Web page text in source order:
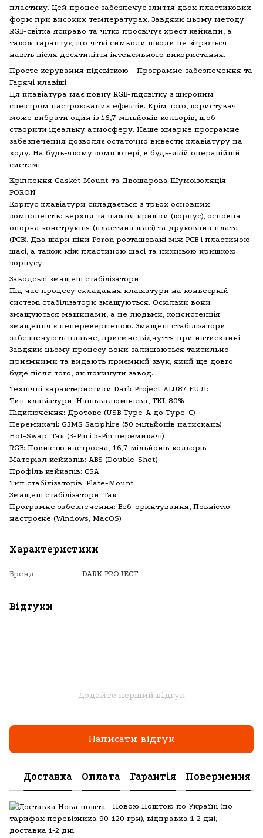
пластику. Цей процес забезпечує злиття двох пластикових
форм при високих температурах. Завдяки цьому методу
RGB-світка яскраво та чітко просвічує хрест кейкапи, а
також гарантує, що чіткі символи ніколи не зітрються
навіть після десятиліття інтенсивного використання.
Просте керування підсвіткою - Програмне забезпечення та
Гарячі клавіші
Ця клавіатура має повну RGB-підсвітку з широким
спектром настроюваних ефектів. Крім того, користувач
може вибрати один із 16,7 мільйонів кольорів, щоб
створити ідеальну атмосферу. Наше хмарне програмне
забезпечення дозволяє остаточно вивести клавіатуру на
ходу. На будь-якому комп'ютері, в будь-якій операційній
системі.
Кріплення Gasket Mount та Двошарова Шумоізоляція
PORON
Корпус клавіатури складається з трьох основних
компонентів: верхня та нижня кришки (корпус), основна
опорна конструкція (пластина шасі) та друкована плата
(PCB). Два шари піни Poron розташовані між PCB і пластиною
шасі, а також між пластиною шасі та нижньою кришкою
корпусу.
Заводські змащені стабілізатори
Під час процесу складання клавіатури на конвеєрній
системі стабілізатори змащуються. Оскільки вони
змащуються машинами, а не людьми, консистенція
змащення є неперевершеною. Змащені стабілізатори
забезпечують плавне, приємне відчуття при натисканні.
Завдяки цьому процесу вони залишаються тактильно
приємними та видають приємний звук, який ще довго
буде після того, як покинути завод.
Технічні характеристики Dark Project ALU87 FUJI:
Тип клавіатури: Напіввалюмінієва, TKL 80%
Підключення: Дротове (USB Type-A до Type-C)
Перемикачі: G3MS Sapphire (50 мільйонів натискань)
Hot-Swap: Так (3-Pin і 5-Pin перемикачі)
RGB: Повністю настроєна, 16,7 мільйонів кольорів
Матеріал кейкапів: ABS (Double-Shot)
Профіль кейкапів: CSA
Тип стабілізаторів: Plate-Mount
Змащені стабілізатори: Так
Програмне забезпечення: Веб-орієнтування, Повністю
настроєне (Windows, MacOS)
Характеристики
Бренд DARK PROJECT
Відгуки
Додайте перший відгук
Написати відгук
Доставка Оплата Гарантія Повернення
Новою Поштою по Україні (по
тарифах перевізника 90-120 грн), відправка 1-2 дні,
доставка 1-2 дні.